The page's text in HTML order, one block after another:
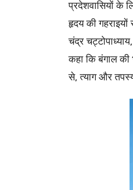
प्रदेशवासियों के
हृदय की गहराइयों
चंद्र
कहा कि बंगाल
से, त्याग और